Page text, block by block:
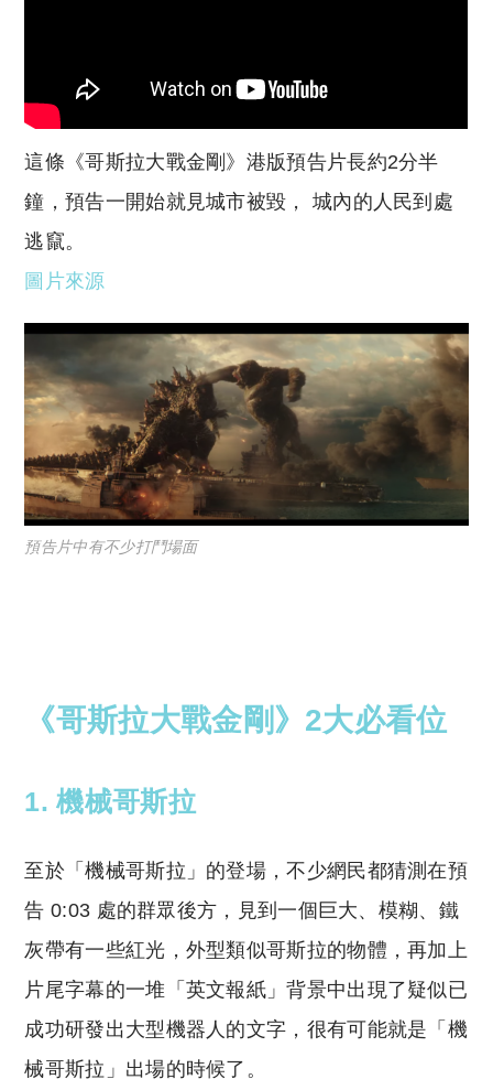
這條《哥斯拉大戰金剛》港版預告片長約2分半
鐘，預告一開始就見城市被毀， 城內的人民到處
逃竄。
圖片來源
預告片中有不少打鬥場面
《哥斯拉大戰金剛》 2大必看位
1. 機械哥斯拉
至於「機械哥斯拉」的登場，不少網民都猜測在預
告 0:03 處的群眾後方，見到一個巨大、模糊、鐵
灰帶有一些紅光，外型類似哥斯拉的物體，再加上
片尾字幕的一堆「英文報紙」背景中出現了疑似已
成功研發出大型機器人的文字，很有可能就是「機
械哥斯拉」出場的時候了。